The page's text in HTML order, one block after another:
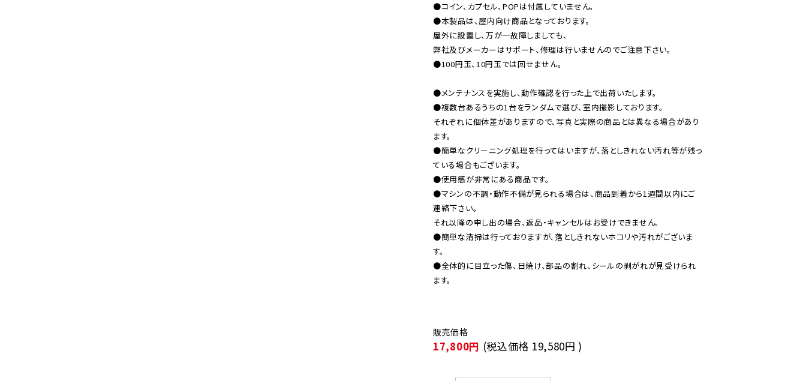
●コイン、カプセル、POPは付属していません。
●本製品は、屋内向け商品となっております。
屋外に設置し、万が一故障しましても、
弊社及びメーカーはサポート、修理は行いませんのでご注意下さい。
●100円玉、10円玉では回せません。
●メンテナンスを実施し、動作確認を行った上で出荷いたします。
●複数台あるうちの1台をランダムで選び、室内撮影しております。
それぞれに個体差がありますので、写真と実際の商品とは異なる場合があり
ます。
●簡単なクリーニング処理を行ってはいますが、落としきれない汚れ等が残っ
ている場合もございます。
●使用感が非常にある商品です。
●マシンの不調・動作不備が見られる場合は、商品到着から1週間以内にご
連絡下さい。
それ以降の申し出の場合、返品・キャンセルはお受けできません。
●簡単な清掃は行っておりますが、落としきれないホコリや汚れがございま
す。
●全体的に目立った傷、日焼け、部品の割れ、シールの剥がれが見受けられ
17,800円 (税込価格 19,580円 )